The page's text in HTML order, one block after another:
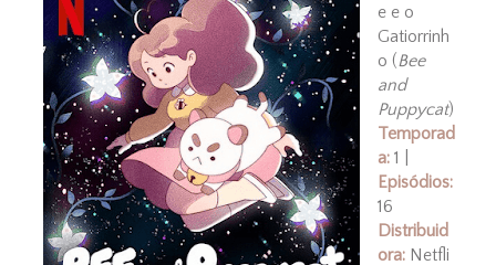
e e o
Gatiorrinh
o (Bee
and
Puppycat)
Temporad
a:1 |
Episódios:
16
Distribuid
ora:Netfli